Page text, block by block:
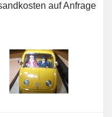
auf Anfrage